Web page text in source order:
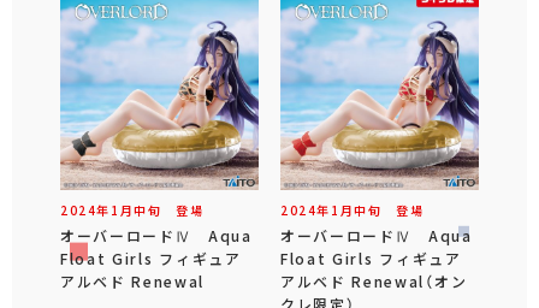
2024年 1 月中旬 登場
オーバーロードⅣ Aqua
Float Girls フィギュア
アルベド Renewal
2024年 1 月中旬 登場
オーバーロードⅣ Aqua
Float Girls フィギュア
アルベド Renewal（オン